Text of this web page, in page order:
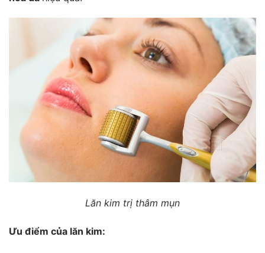
Lăn kim trị thâm mụn
Ưu điểm của lăn kim: